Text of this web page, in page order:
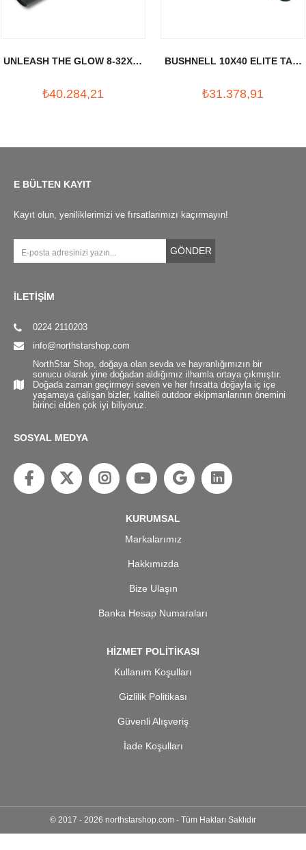
UNLEASH THE GLOW 8-32X56
₺40.284,21
BUSHNELL 10X40 ELITE TAC.
₺31.378,91
E BÜLTEN KAYIT
Kayıt olun, yeniliklerimizi ve fırsatlarımızı kaçırmayın!
GÖNDER
İLETİŞİM
0224 2110203
info@northstarshop.com
NorthStar Shop, doğaya olan sevda ve hayranlığımızın bir
sonucu olarak yine doğadan aldığımız ilhamla ortaya çıkmıştır.
Doğada zaman geçirmeyi seven ve her fırsatta doğayla iç içe
yaşamaya çalışan bizler, kaliteli outdoor ekipmanlarının önemini
birinci elden çok iyi biliyoruz.
SOSYAL MEDYA
KURUMSAL
Markalarımız
Hakkımızda
Bize Ulaşın
Banka Hesap Numaraları
HİZMET POLİTİKASI
Kullanım Koşulları
Gizlilik Politikası
Güvenli Alışveriş
İade Koşulları
© 2017 - 2026 northstarshop.com - Tüm Hakları Saklıdır